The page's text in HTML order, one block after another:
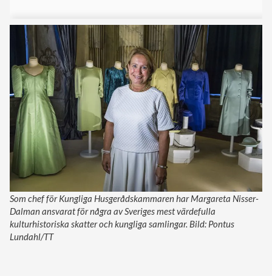
Som chef för Kungliga Husgerådskammaren har Margareta Nisser-
Dalman ansvarat för några av Sveriges mest värdefulla
kulturhistoriska skatter och kungliga samlingar. Bild: Pontus
Lundahl/TT